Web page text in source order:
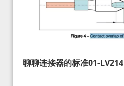
聊聊连接器的标准01-LV214